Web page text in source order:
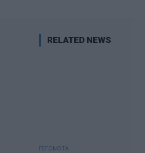
RELATED NEWS
ΓΕΓΟΝΟΤΑ